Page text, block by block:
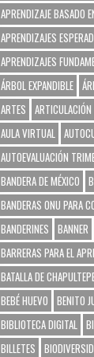
APRENDIZAJE BASADO
APRENDIZAJES
APRENDIZAJES
ÁRBOL EXPANDIBLE
ARTES ARTICULACIÓN
AULA VIRTUAL
AUTOEVALUACIÓN
BANDERA DE MÉXICO
BANDERAS ONU PARA
BANDERINES BANNER
BARRERAS PARA EL
BATALLA DE
BEBÉ HUEVO BENITO
BIBLIOTECA DIGITAL
BILLETES